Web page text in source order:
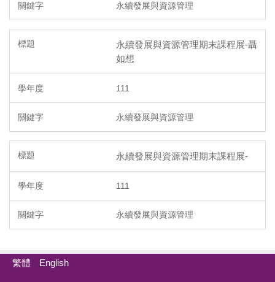
永續發展與資源管理
永續發展與資源管理期末課程展-聶
如想
111
永續發展與資源管理
永續發展與資源管理期末課程展-
111
永續發展與資源管理
繁體 English